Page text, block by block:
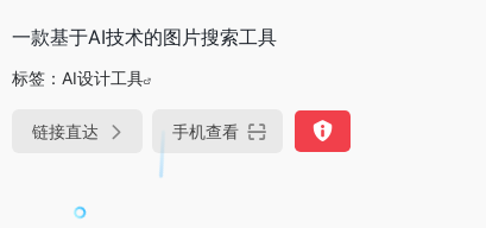
一款基于AI技术的图片搜索工具
标签： AI设计工具
链接直达 手机查看